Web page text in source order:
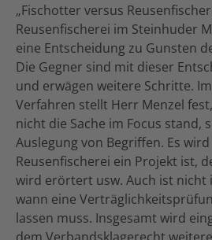
„Fischotter versus
Reusenfischerei im Steinhuder
eine Entscheidung zu Gunsten
Die Gegner sind mit dieser
und erwägen weitere Schritte.
Verfahren stellt Herr Menzel
nicht die Sache im Focus stand,
Auslegung von Begriffen. Es
Reusenfischerei ein Projekt ist,
wird erörtert usw. Auch ist nicht
wann eine
lassen muss. Insgesamt wird
dem Verbandsklagerecht